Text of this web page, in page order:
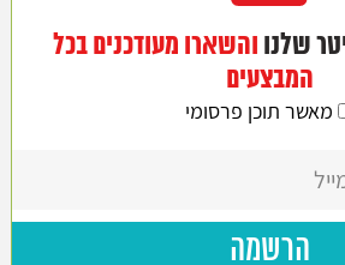
שלנו והשארו מעודכנים בכל
המבצעים
מאשר תוכן פרסומי